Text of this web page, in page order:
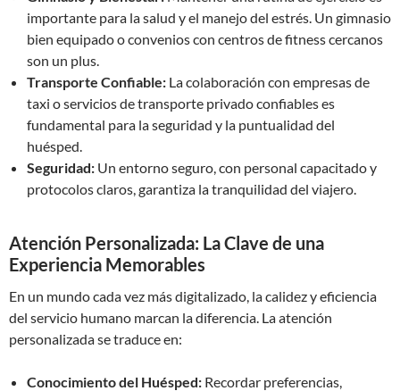
importante para la salud y el manejo del estrés. Un gimnasio
bien equipado o convenios con centros de fitness cercanos
son un plus.
Transporte Confiable: La colaboración con empresas de
taxi o servicios de transporte privado confiables es
fundamental para la seguridad y la puntualidad del
huésped.
Seguridad: Un entorno seguro, con personal capacitado y
protocolos claros, garantiza la tranquilidad del viajero.
Atención Personalizada: La Clave de una
Experiencia Memorables
En un mundo cada vez más digitalizado, la calidez y eficiencia
del servicio humano marcan la diferencia. La atención
personalizada se traduce en:
Conocimiento del Huésped: Recordar preferencias,